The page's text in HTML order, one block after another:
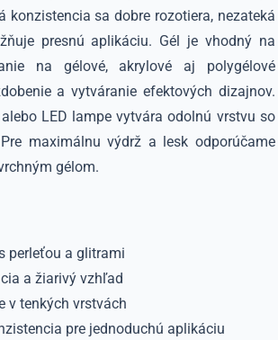
konzistencia sa dobre rozotiera, nezateká
presnú aplikáciu. Gél je vhodný na
na gélové, akrylové aj polygélové
a vytváranie efektových dizajnov.
LED lampe vytvára odolnú vrstvu so
maximálnu výdrž a lesk odporúčame
gélom.
perleťou a glitrami
a žiarivý vzhľad
v tenkých vrstvách
pre jednoduchú aplikáciu